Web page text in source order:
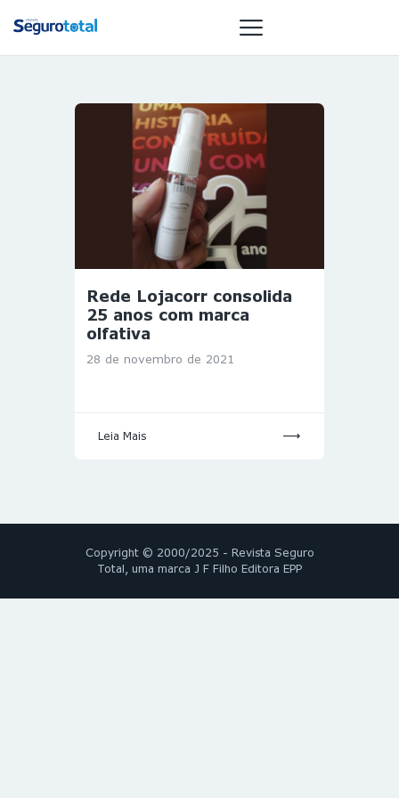
NOTÍCIAS
REVISTA
ESPECIAIS
GAIVOTA DE
OURO
ST SUMMIT
GESTORAS
HOMEST
HOME
Rede Lojacorr consolida
25 anos com marca
olfativa
28 de novembro de 2021
Leia Mais
Copyright © 2000/2025 - Revista Seguro
Total, uma marca J F Filho Editora EPP